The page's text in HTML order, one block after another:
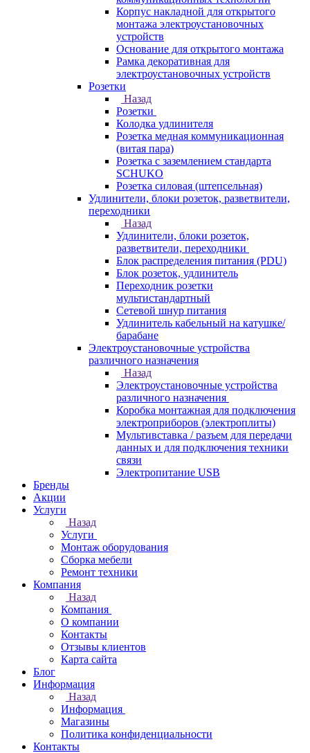
Корпус накладной для открытого
монтажа электроустановочных
устройств
Основание для открытого монтажа
Рамка декоративная для
электроустановочных устройств
Розетки
Назад
Розетки
Колодка удлинителя
Розетка медная коммуникационная
(витая пара)
Розетка с заземлением стандарта
SCHUKO
Розетка силовая (штепсельная)
Удлинители, блоки розеток, разветвители,
переходники
Назад
Удлинители, блоки розеток,
разветвители, переходники
Блок распределения питания (PDU)
Блок розеток, удлинитель
Переходник розетки
мультистандартный
Сетевой шнур питания
Удлинитель кабельный на катушке/
барабане
Электроустановочные устройства
различного назначения
Назад
Электроустановочные устройства
различного назначения
Коробка монтажная для подключения
электроприборов (электроплиты)
Мультивставка / разъем для передачи
данных и для подключения техники
связи
Электропитание USB
Бренды
Акции
Услуги
Назад
Услуги
Монтаж оборудования
Сборка мебели
Ремонт техники
Компания
Назад
Компания
О компании
Контакты
Отзывы клиентов
Карта сайта
Блог
Информация
Назад
Информация
Магазины
Политика конфиденциальности
Контакты